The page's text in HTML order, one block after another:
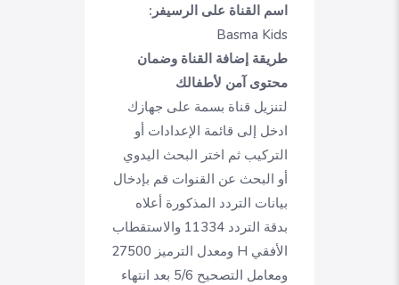
اسم القناة على الرسيفر:
Basma Kids
طريقة إضافة القناة وضمان
محتوى آمن لأطفالك
لتنزيل قناة بسمة على جهازك
ادخل إلى قائمة الإعدادات أو
التركيب ثم اختر البحث اليدوي
أو البحث عن القنوات قم بإدخال
بيانات التردد المذكورة أعلاه
بدقة التردد 11334 والاستقطاب
الأفقي H ومعدل الترميز 27500
ومعامل التصحيح 5/6 بعد انتهاء